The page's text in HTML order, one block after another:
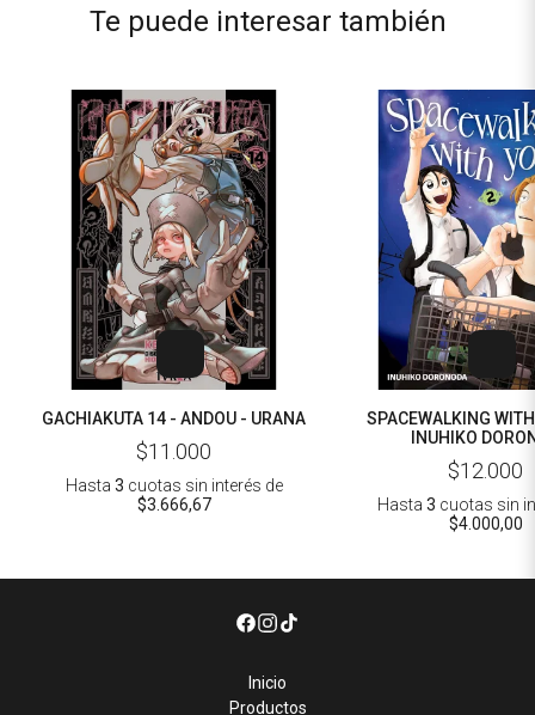
Te puede interesar también
GACHIAKUTA 14 - ANDOU - URANA
$11.000
Hasta 3 cuotas sin interés de
$3.666,67
SPACEWALKING
INUHIKO
$12.000
Hasta 3 cuotas sin
$4.000,00
Inicio
Productos